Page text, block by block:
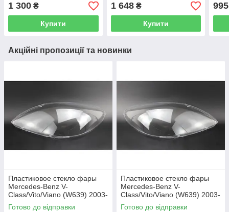
1 300 ₴
Купити
1 648₴
Купити
995
Акційні пропозиції та новинки
Пластиковое стекло фары
Mercedes-Benz V-
Class/Vito/Viano (W639) 2003-
2010 левое (водительское)
Готово до відправки
Пластиковое стекло фары
Mercedes-Benz V-
Class/Vito/Viano (W639) 2003-
2010 правое (пассажирское)
Готово до відправки